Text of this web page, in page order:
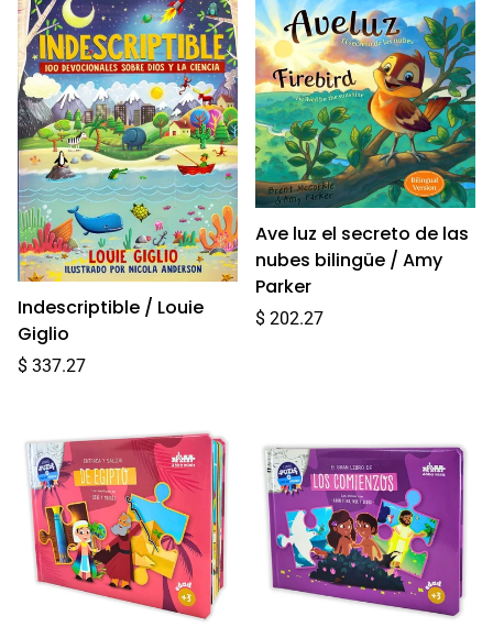
Indescriptible / Louie
Giglio
Precio
$ 337.27
Ave luz el secreto de las
nubes bilingüe / Amy
Parker
Precio
$ 202.27